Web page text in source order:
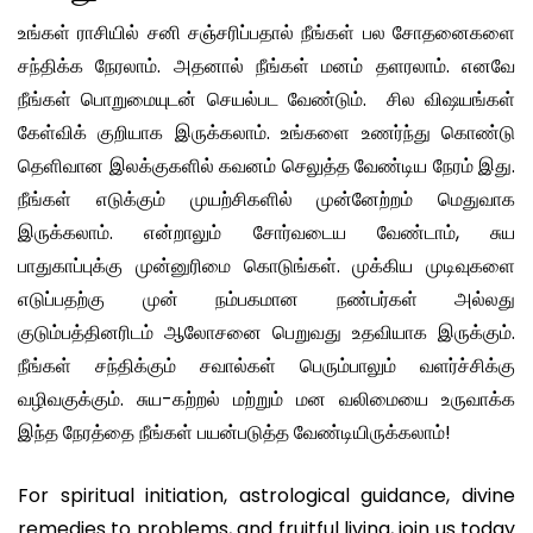
உங்கள் ராசியில் சனி சஞ்சரிப்பதால் நீங்கள் பல சோதனைகளை
சந்திக்க நேரலாம். அதனால் நீங்கள் மனம் தளரலாம். எனவே
நீங்கள் பொறுமையுடன் செயல்பட வேண்டும். சில விஷயங்கள்
கேள்விக் குறியாக இருக்கலாம். உங்களை உணர்ந்து கொண்டு
தெளிவான இலக்குகளில் கவனம் செலுத்த வேண்டிய நேரம் இது.
நீங்கள் எடுக்கும் முயற்சிகளில் முன்னேற்றம் மெதுவாக
இருக்கலாம். என்றாலும் சோர்வடைய வேண்டாம், சுய
பாதுகாப்புக்கு முன்னுரிமை கொடுங்கள். முக்கிய முடிவுகளை
எடுப்பதற்கு முன் நம்பகமான நண்பர்கள் அல்லது
குடும்பத்தினரிடம் ஆலோசனை பெறுவது உதவியாக இருக்கும்.
நீங்கள் சந்திக்கும் சவால்கள் பெரும்பாலும் வளர்ச்சிக்கு
வழிவகுக்கும். சுய-கற்றல் மற்றும் மன வலிமையை உருவாக்க
இந்த நேரத்தை நீங்கள் பயன்படுத்த வேண்டியிருக்கலாம்!
For spiritual initiation, astrological guidance, divine